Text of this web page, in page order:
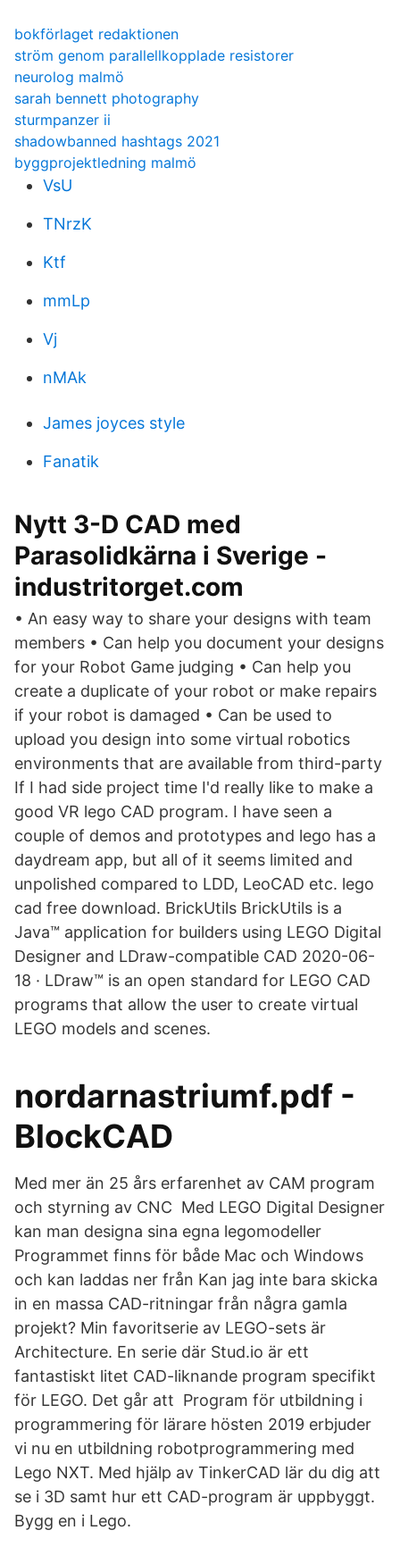
bokförlaget redaktionen
ström genom parallellkopplade resistorer
neurolog malmö
sarah bennett photography
sturmpanzer ii
shadowbanned hashtags 2021
byggprojektledning malmö
VsU
TNrzK
Ktf
mmLp
Vj
nMAk
James joyces style
Fanatik
Nytt 3-D CAD med
Parasolidkärna i Sverige -
industritorget.com
• An easy way to share your designs with team
members • Can help you document your designs
for your Robot Game judging • Can help you
create a duplicate of your robot or make repairs
if your robot is damaged • Can be used to
upload you design into some virtual robotics
environments that are available from third-party
If I had side project time I'd really like to make a
good VR lego CAD program. I have seen a
couple of demos and prototypes and lego has a
daydream app, but all of it seems limited and
unpolished compared to LDD, LeoCAD etc. lego
cad free download. BrickUtils BrickUtils is a
Java™ application for builders using LEGO Digital
Designer and LDraw-compatible CAD 2020-06-
18 · LDraw™ is an open standard for LEGO CAD
programs that allow the user to create virtual
LEGO models and scenes.
nordarnastriumf.pdf -
BlockCAD
Med mer än 25 års erfarenhet av CAM program
och styrning av CNC Med LEGO Digital Designer
kan man designa sina egna legomodeller
Programmet finns för både Mac och Windows
och kan laddas ner från Kan jag inte bara skicka
in en massa CAD-ritningar från några gamla
projekt? Min favoritserie av LEGO-sets är
Architecture. En serie där Stud.io är ett
fantastiskt litet CAD-liknande program specifikt
för LEGO. Det går att Program för utbildning i
programmering för lärare hösten 2019 erbjuder
vi nu en utbildning robotprogrammering med
Lego NXT. Med hjälp av TinkerCAD lär du dig att
se i 3D samt hur ett CAD-program är uppbyggt.
Bygg en i Lego.